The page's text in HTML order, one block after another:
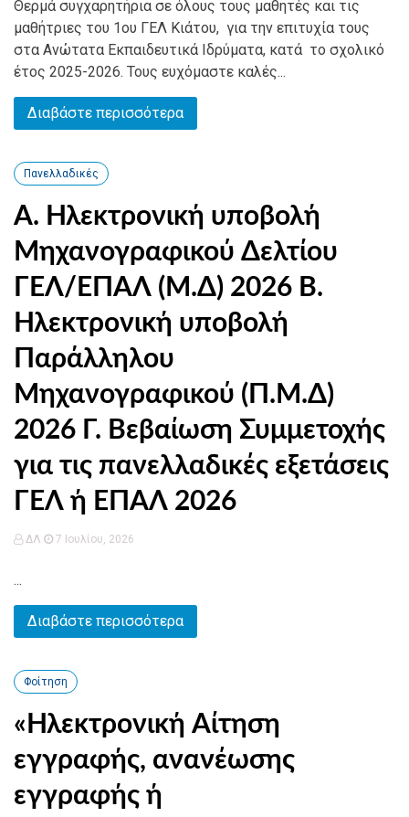
Θερμά συγχαρητήρια σε όλους τους μαθητές και τις
μαθήτριες του 1ου ΓΕΛ Κιάτου, για την επιτυχία τους
στα Ανώτατα Εκπαιδευτικά Ιδρύματα, κατά το σχολικό
έτος 2025-2026. Τους ευχόμαστε καλές...
Διαβάστε περισσότερα
Πανελλαδικές
Α. Ηλεκτρονική υποβολή
Μηχανογραφικού Δελτίου
ΓΕΛ/ΕΠΑΛ (Μ.Δ) 2026 Β.
Ηλεκτρονική υποβολή
Παράλληλου
Μηχανογραφικού (Π.Μ.Δ)
2026 Γ. Βεβαίωση Συμμετοχής
για τις πανελλαδικές εξετάσεις
ΓΕΛ ή ΕΠΑΛ 2026
ΔΛ 7 Ιουλίου, 2026
...
Διαβάστε περισσότερα
Φοίτηση
«Ηλεκτρονική Αίτηση
εγγραφής, ανανέωσης
εγγραφής ή